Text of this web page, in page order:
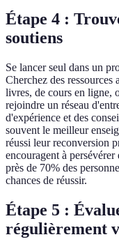
Étape 4 :
soutiens
Se lancer seul dans un
Cherchez des ressources
livres, de cours en ligne,
rejoindre un réseau
d'expérience et des
souvent le meilleur
réussi leur reconversion
encouragent à
près de 70% des
chances de réussir.
Étape 5 :
régulièrement